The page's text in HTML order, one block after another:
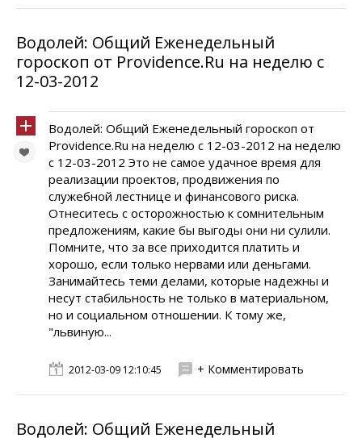
Водолей: Общий Еженедельный
гороскоп от Providence.Ru на неделю с
12-03-2012
Водолей: Общий Еженедельный гороскоп от
Providence.Ru на неделю с 12-03-2012 на неделю
с 12-03-2012 Это не самое удачное время для
реализации проектов, продвижения по
служебной лестнице и финансового риска.
Отнеситесь с осторожностью к сомнительным
предложениям, какие бы выгоды они ни сулили.
Помните, что за все приходится платить и
хорошо, если только нервами или деньгами.
Занимайтесь теми делами, которые надежны и
несут стабильность не только в материальном,
но и социальном отношении. К тому же,
"львиную...
2012-03-09 12:10:45 + Комментировать
Водолей: Общий Еженедельный